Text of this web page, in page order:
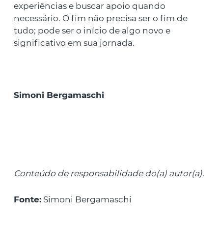
experiências e buscar apoio quando
necessário. O fim não precisa ser o fim de
tudo; pode ser o início de algo novo e
significativo em sua jornada.
Simoni Bergamaschi
Conteúdo de responsabilidade do(a) autor(a).
Fonte: Simoni Bergamaschi